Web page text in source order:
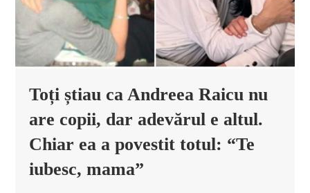
Toți știau ca Andreea Raicu nu
are copii, dar adevărul e altul.
Chiar ea a povestit totul: “Te
iubesc, mama”